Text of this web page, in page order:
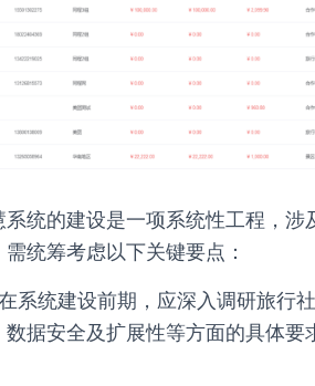
统的建设是一项系统性工程，涉
统筹考虑以下关键要点：
系统建设前期，应深入调研旅行
据安全及扩展性等方面的具体要